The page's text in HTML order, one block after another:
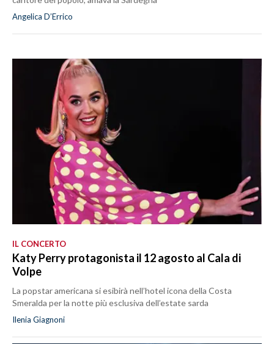
Angelica D’Errico
IL CONCERTO
Katy Perry protagonista il 12 agosto al Cala di
Volpe
La popstar americana si esibirà nell’hotel icona della Costa
Smeralda per la notte più esclusiva dell’estate sarda
Ilenia Giagnoni